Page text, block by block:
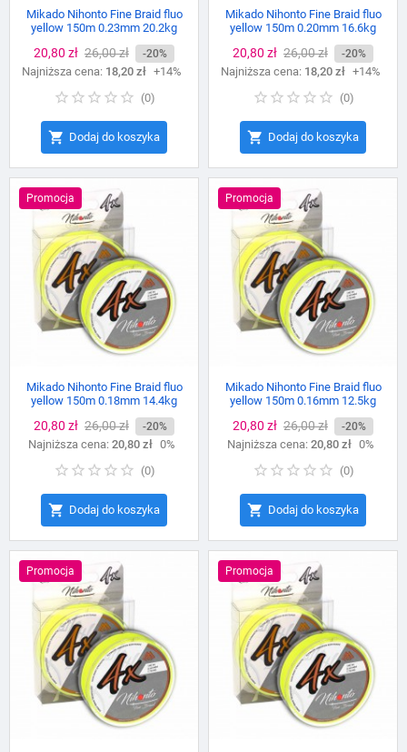
Mikado Nihonto Fine Braid fluo
yellow 150m 0.23mm 20.2kg
Cena
20,80 zł Cena
podstawowa
26,00 zł -20%
Najniższa cena: 18,20 zł +14%
(0)
 Dodaj do koszyka
Mikado Nihonto Fine Braid fluo
yellow 150m 0.20mm 16.6kg
Cena
20,80 zł Cena
podstawowa
26,00 zł -20%
Najniższa cena: 18,20 zł +14%
(0)
 Dodaj do koszyka
Promocja
Mikado Nihonto Fine Braid fluo
yellow 150m 0.18mm 14.4kg
Cena
20,80 zł Cena
podstawowa
26,00 zł -20%
Najniższa cena: 20,80 zł 0%
(0)
 Dodaj do koszyka
Promocja
Mikado Nihonto Fine Braid fluo
yellow 150m 0.16mm 12.5kg
Cena
20,80 zł Cena
podstawowa
26,00 zł -20%
Najniższa cena: 20,80 zł 0%
(0)
 Dodaj do koszyka
Promocja Promocja